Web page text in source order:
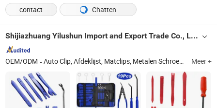
contact
Chatten
Shijiazhuang Yilushun Import and Export Trade Co., Ltd.
OEM/ODM Auto Clip, Afdeklijst, Matclips, Metalen Schroeven, Kabelbinders, Auto Accessoires, Automobiel Service Set, Auto Clip, Plastic Rietjes, Plastic Ring Meer +